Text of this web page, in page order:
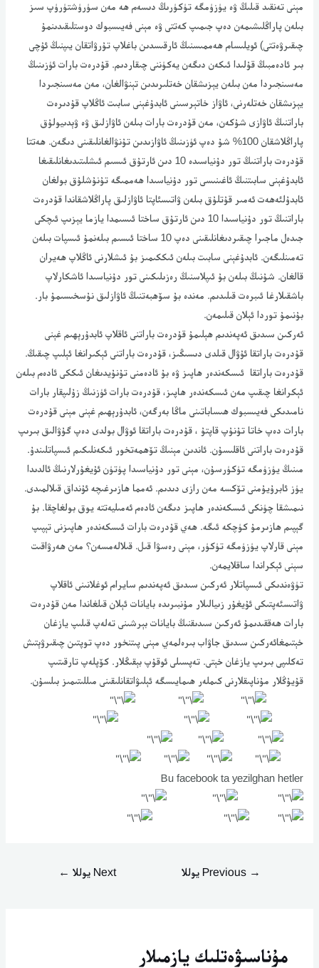
مېنى تەنقىد قىلىڭ ۋە يۈزۈمگە تۈكۈرىڭ دىسەم ھە مەن سۈرۈشتۈرۈپ سىز
بىلەن پاراڭلىشىمەن دەپ جىمىپ كەتتى ۋە مېنى فەيىسبوك دوستلىقىدىنمۇ
چىقىرۋەتتى) ئويلىسام ھەممىسنىڭ ئارقىسدىن باغلاپ تۇرۋاتقان يىپنىڭ ئۇچى
بىر ئادەمبىڭ قۇلىدا ئىكەن دىگەن يەكۈننى چىقاردىم. قۇدرەت بارات ئۈزىنىڭ
مەسىنجىردا مەن بىلەن يېزىشقان خەتلىرىدىن تېنۋالغان، مەن مەسىنجىردا
يېزىشقان خەتلەرنى، ئاۋاز خاتېرسىنى ئابدۇغېنى سابىت ئاڭلاپ قۇدىرەت
باراتنىڭ ئاۋازى شۇكەن، مەن قۇدرەت بارات بىلەن ئاۋازلىق ۋە ۋېدىيولۇق
پاراڭلاشقان 100% شۇ دەپ ئۈزىنىڭ ئاۋازىدىن تۇنۋالغانلىقىنى دىگەن. ھەتتا
قۇدرەت باراتنىڭ تور دۇنياسىدە 10 دىن ئارتۇق ئىسىم ئىشلىتىدىغانلىقىغا
ئابدۇغېنى سابىتنىڭ ئاغىنىسى تور دۇنياسىدا ھەممىگە تۇنۇشلۇق بولغان
ئابدۇلئەھەت ئەمىر قۇتلۇق بىلەن ۋاتىسئاپتا ئاۋازلىق پاراڭلاشقاندا قۇدرەت
باراتنىڭ تور دۇنياسىدا 10 دىن ئارتۇق ساختا ئىسىمدا يازما يېزىپ ئىچكى
جىدەل ماجىرا چىقىردىغانلىقىنى دەپ 10 ساختا ئىسىم بىلەنمۇ ئىسپات بىلەن
تەمىنلىگەن. ئابدۇغېنى سابىت بىلەن ئىككىمىز بۇ ئىشلارنى ئاڭلاپ ھەيران
قالغان. شۇنىڭ بىلەن بۇ ئىپلاسنىڭ رەزىلىكىنى تور دۇنياسىدا ئاشكارلاپ
باشقىلارغا ئىبرەت قىلىدىم. مەندە بۇ سۆھبەتنىڭ ئاۋازلىق نۇسخىسىمۇ بار.
بۇنىمۇ توردا ئېلان قىلىمەن.
ئەركىن سىدىق ئەپەندىم ھېلىمۇ قۇدرەت باراتنى ئاقلاپ ئابدۇرېھىم غېنى
قۇدرەت باراتقا ئۇۋال قىلدى دىسىڭىز، قۇدرەت باراتنى ئېكىرانغا ئېلىپ چىقىڭ.
قۇدرەت باراتقا ئىسكەندەر ھاپىز ۋە بۇ ئادەمنى تۇنۇيدىغان ئىككى ئادەم بىلەن
ئېكرانغا چىقىپ مەن ئىسكەندەر ھاپىز، قۇدرەت بارات ئۈزنىڭ زۇلىپقار بارات
نامىدىكى فەيىسبوك ھىساباتىنى ماڭا بەرگەن، ئابدۇرېھىم غېنى مېنى قۇدرەت
بارات دەپ خاتا تۇنۇپ قاپتۇ ، قۇدرەت باراتقا ئوۋال بولدى دەپ گۇۋالىق بىرىپ
قۇدرەت باراتنى ئاقلىسۇن. ئاندىن مېنىڭ تۆھمەتخور ئىكەنلىكىم ئىسپاتلىندۇ.
مىنىڭ يۈزۈمگە تۈكۈرسۇن، مېنى تور دۇنياسىدا پۈتۈن ئۇيغۇرلارنىڭ ئالدىدا
يۈز ئابرۇيۇمنى تۆكسە مەن رازى دىدىم. ئەمما ھازىرغىچە ئۇنداق قىلالمىدى.
نىمىشقا چۈنكى ئىسكەندەر ھاپىز دىگەن ئادەم ئەمىليەتتە يوق بولغاچقا. بۇ
گېپىم ھازىرمۇ كۈچكە ئىگە. ھەي قۇدرەت بارات ئىسكەندەر ھاپىزنى تېپىپ
مېنى قارلاپ يۈزۈمگە تۈكۈر، مېنى رەسۋا قىل. قىلالەمسەن؟ مەن ھەرۋاقىت
سېنى ئېكراندا ساقلايمەن.
تۈۋەندىكى ئىسپاتلار ئەركىن سىدىق ئەپەندىم سايرام ئوغلانىنى ئاقلاپ
ۋاتىسئەپتىكى ئۇيغۇر زىيالىلار مۇنبىرىدە بايانات ئېلان قىلغاندا مەن قۇدرەت
بارات ھەققىدىمۇ ئەركىن سىدىقنىڭ بايانات بېرشىنى تەلەپ قىلىپ يازغان
خېتىمغائەركىن سىدىق جاۋاب بىرەلمەي مېنى پىتنخور دەپ توپتىن چىقىرۋېتىش
تەكلىپى بىرىپ يازغان خېتى. تەپسىلى ئوقۇپ بېقىڭلار. كۆپلەپ تارقىتىپ
قۇيۇڭلار مۇناپىقلارنى كىملەر ھىمايىسگە ئېلىۋاتقانلىقىنى مىللىتىمىز بىلسۇن.
Bu facebook ta yezilghan hetler
→ Next يوللا ←
مۇناسىۋەتلىك يازمىلار